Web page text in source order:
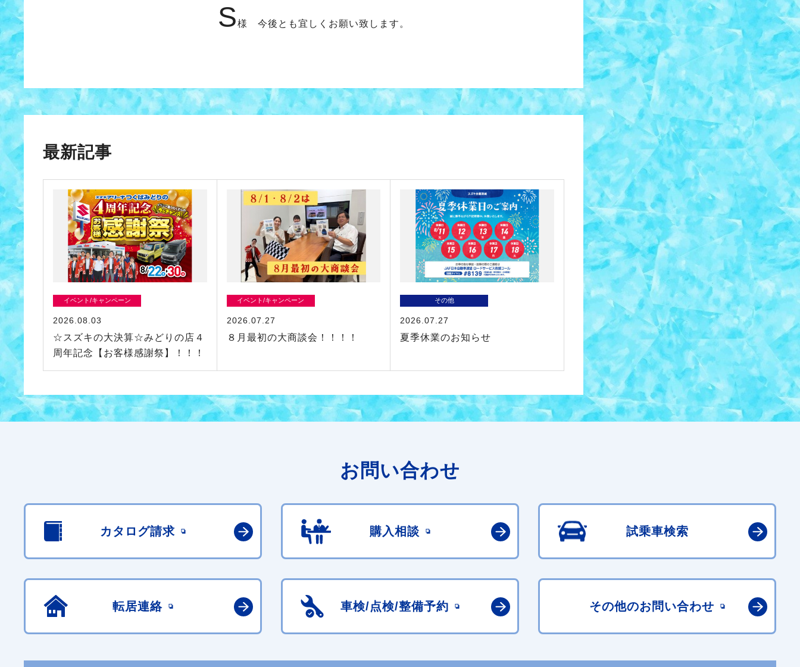
S様 今後とも宜しくお願い致します。
最新記事
イベント/キャンペーン
2026.08.03
☆スズキの大決算☆みどりの店４
周年記念【お客様感謝祭】！！！
イベント/キャンペーン
2026.07.27
８月最初の大商談会！！！！
その他
2026.07.27
夏季休業のお知らせ
お問い合わせ
カタログ請求 購入相談 試乗車検索
転居連絡 車検/点検/整備予約 その他のお問い合わせ